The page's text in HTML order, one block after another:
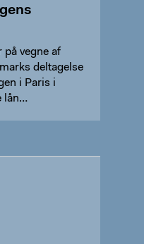
på vegne af
deltagelse
i Paris i
lån…